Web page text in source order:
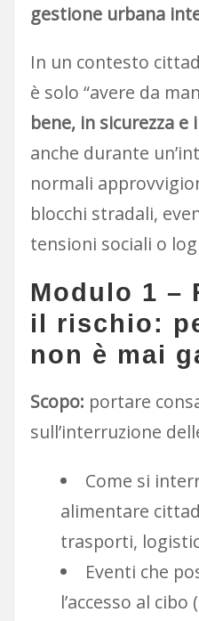
gestione urbana
In un contesto
è solo “avere da
bene, in sicurezza
anche durante
normali
blocchi stradali,
tensioni sociali o
Modulo 1 –
il rischio:
non è mai
Scopo: portare
sull’interruzione
Come si
alimentare
trasporti,
Eventi che
l’accesso al